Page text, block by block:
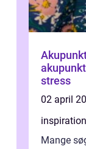
Akupunktør
stress
02 april
inspiration
Mange